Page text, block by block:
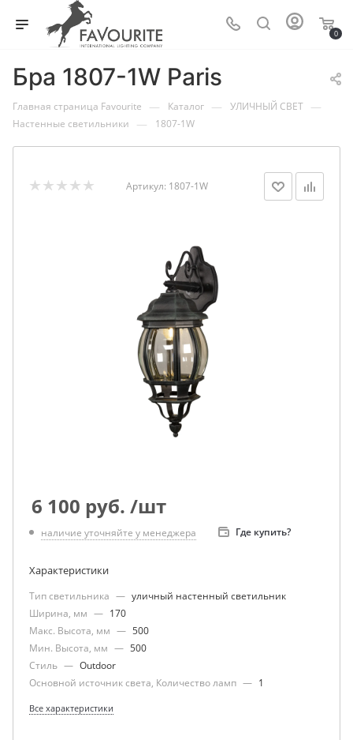
0
Бра 1807-1W Paris
Главная страница Favourite — Каталог — УЛИЧНЫЙ СВЕТ —
Настенные светильники — 1807-1W
Артикул: 1807-1W
6 100 руб. /шт
наличие уточняйте у менеджера Где купить?
Характеристики
Тип светильника — уличный настенный светильник
Ширина, мм — 170
Макс. Высота, мм — 500
Мин. Высота, мм — 500
Стиль — Outdoor
Основной источник света, Количество ламп — 1
Все характеристики